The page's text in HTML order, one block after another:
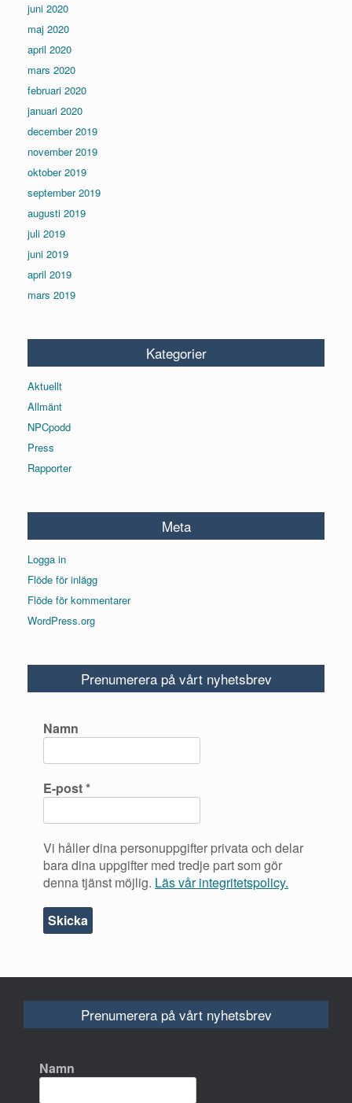
juni 2020
maj 2020
april 2020
mars 2020
februari 2020
januari 2020
december 2019
november 2019
oktober 2019
september 2019
augusti 2019
juli 2019
juni 2019
april 2019
mars 2019
Kategorier
Aktuellt
Allmänt
NPCpodd
Press
Rapporter
Meta
Logga in
Flöde för inlägg
Flöde för kommentarer
WordPress.org
Prenumerera på vårt nyhetsbrev
Namn
E-post*
Vi håller dina personuppgifter privata och delar
bara dina uppgifter med tredje part som gör
denna tjänst möjlig. Läs vår integritetspolicy.
Prenumerera på vårt nyhetsbrev
Namn